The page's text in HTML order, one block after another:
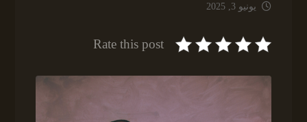
يونيو 3, 2025
Rate this post